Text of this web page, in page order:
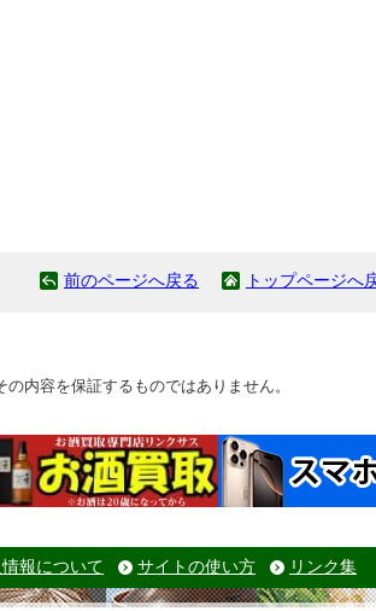
前のページへ戻る トップページへ
内容を保証するものではありません。
報について サイトの使い方 リンク集